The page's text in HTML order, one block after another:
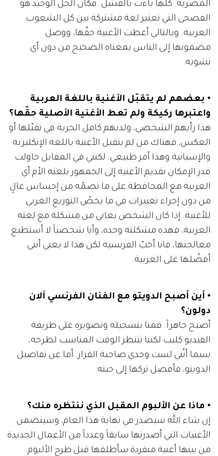
المصرية. كلّها باءت بالفشل. فكان الحل الوحيد هو
الفصحى التي تعتبر لغة مشتركة بين كل الشعوب
العربية. وبالتالي أعطت الأغنية حقّها، ووصل
مضمونها إلى الناس بمعناه الصحيح من دون أي
تشويه.
• بعضهم لم يتقبّل الأغنية باللغة العربية
واعتبرها ركيكة ولم تعط الأغنية الأصلية حقّها؟
هذا رأيهم الشخصي، ولديهم كامل الحرية في تقبّلها أو
العكس، فهناك من لم يتقبل الأغنية باللغة الإنكليزية
والإسبانية وهذا أمر طبيعي. لكنني في المقابل حاولت
قدر الإمكان تقديم الأغنية إلى الجمهور بلغته الأم أي
العربية مع المحافظة على ما تضمّه من إحساس عالٍ
من دون إجراء تغييرات في ما يخصّ التوزيع الغربي
للأغنية. إذا كان الشخص يعاني من مشكلة مع لغته
العربية، فهذه مشكلته وحده، وأنا شخصياً لا أستطيع
معالجتها، فانا أحبّ الفرنسية لكن هذا لا يعني أنني
أفضّلها على العربية.
• أين أصبح الدويتو مع الفنان الفرنسي آلان
دولون؟
أصبح جاهزاً. قمنا بتسجيله وتصويره على طريقة
الفيديو كليب لكننا ننتظر الوقت المناسب لطرحه،
سيما أنّني لست وحدي صاحبة القرار. أما عن تفاصيل
الدويتو، فأفضل تركها إلى حينه.
• ماذا عن الألبوم المقبل الذي ننتظره منك؟
إن شاء الله سيصدر في نهاية هذا العام، وسيتضمن
الأغنيات التي أصدرتها سابقاً وعدداً من الأعمال الجديدة
من بينها أغنية منفردة سأطلقها قبل طرح الألبوم.